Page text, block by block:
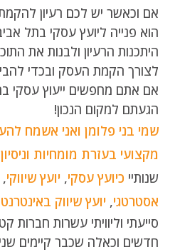
אם וכאשר יש לכם רעיון
הוא פנייה ליועץ עסקי בתל
היתכנות הרעיון ולבנות את
לצורך הקמת העסק ובכדי
אם אתם מחפשים ייעוץ עסקי
הגעתם למקום הנכון!
שמי בני פלומן ואני אשמח
מקצועי בעזרת מומחיות
שנותיי כיועץ עסקי, יועץ שיווקי,
אסטרטגי, יועץ שיווק באינטרנט
סייעתי וליוויתי עשרות חברות
חדשים וכאלה שכבר קיימים